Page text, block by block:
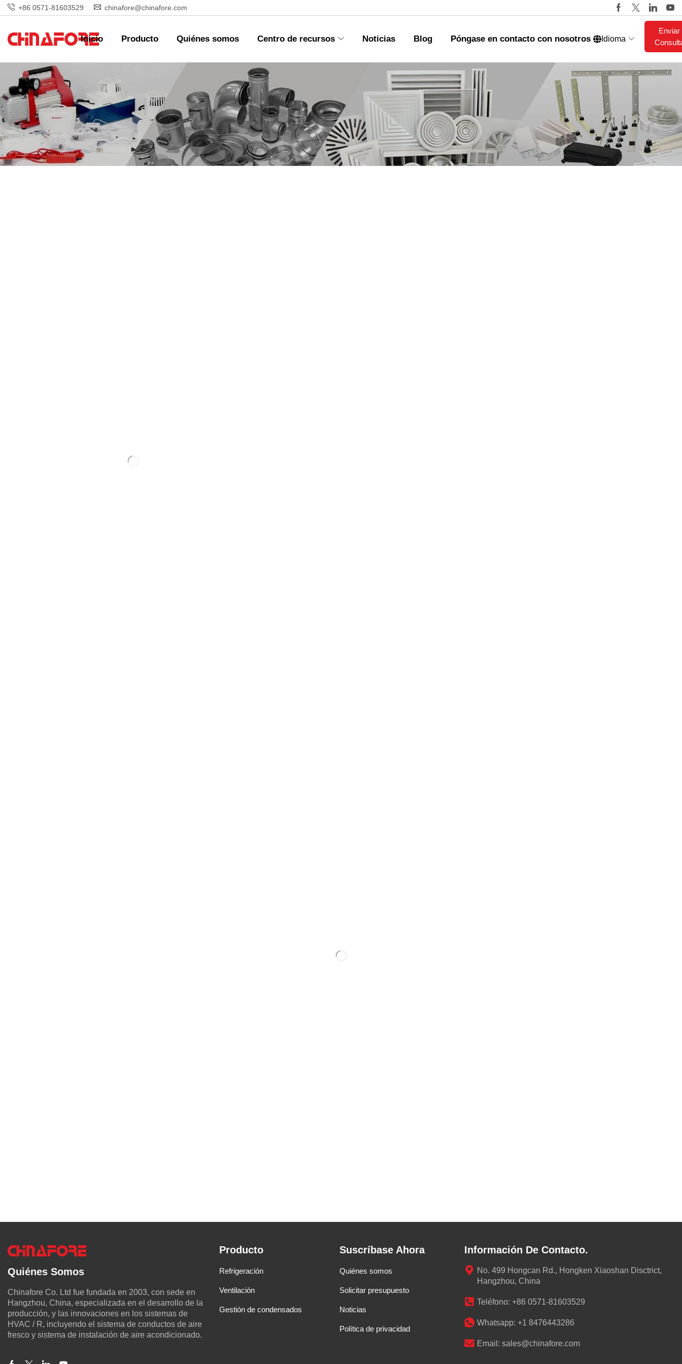
+86 0571-81603529 chinafore@chinafore.com
Inicio Producto Quiénes somos Centro de recursos Noticias Blog Póngase en contacto con nosotros Idioma
Enviar
Quiénes Somos
Chinafore Co. Ltd fue fundada en 2003, con sede en
Hangzhou, China, especializada en el desarrollo de la
producción, y las innovaciones en los sistemas de
HVAC / R, incluyendo el sistema de conductos de aire
fresco y sistema de instalación de aire acondicionado.
Producto
Refrigeración
Ventilación
Gestión de condensados
Suscríbase Ahora
Quiénes somos
Solicitar presupuesto
Noticias
Política de privacidad
Información De Contacto.
No. 499 Hongcan Rd., Hongken Xiaoshan Disctrict,
Hangzhou, China
Teléfono: +86 0571-81603529
Whatsapp: +1 8476443286
Email: sales@chinafore.com